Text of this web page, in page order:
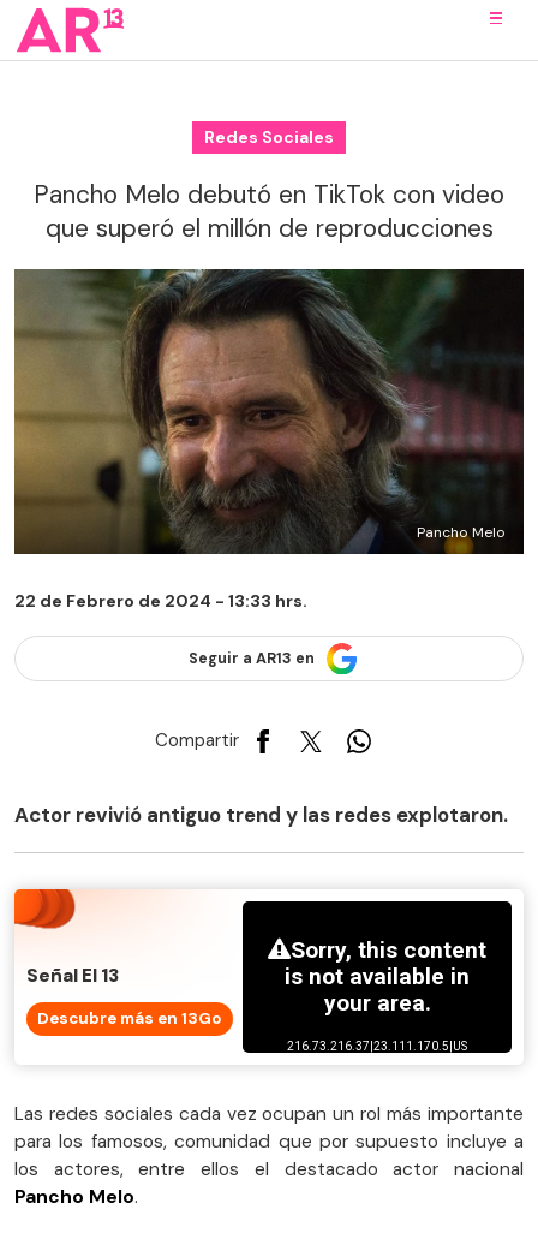
Redes Sociales
Pancho Melo debutó en TikTok con video
que superó el millón de reproducciones
Pancho Melo
22 de Febrero de 2024 - 13:33 hrs.
Seguir a AR13 en
Compartir
Actor revivió antiguo trend y las redes explotaron.
Señal El 13
Descubre más en 13Go
Las redes sociales cada vez ocupan un rol más importante
para los famosos, comunidad que por supuesto incluye a
los actores, entre ellos el destacado actor nacional
Pancho Melo.